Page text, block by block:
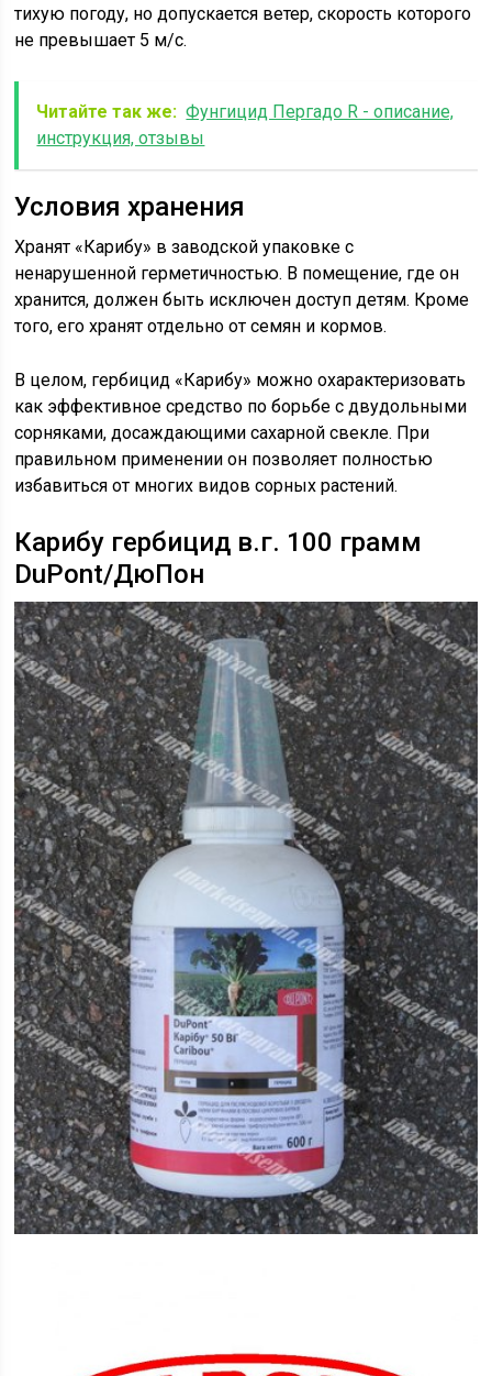
тихую погоду, но допускается ветер, скорость которого
не превышает 5 м/с.
Читайте так же: Фунгицид Пергадо R - описание,
инструкция, отзывы
Условия хранения
Хранят «Карибу» в заводской упаковке с
ненарушенной герметичностью. В помещение, где он
хранится, должен быть исключен доступ детям. Кроме
того, его хранят отдельно от семян и кормов.
В целом, гербицид «Карибу» можно охарактеризовать
как эффективное средство по борьбе с двудольными
сорняками, досаждающими сахарной свекле. При
правильном применении он позволяет полностью
избавиться от многих видов сорных растений.
Карибу гербицид в.г. 100 грамм
DuPont/ДюПон